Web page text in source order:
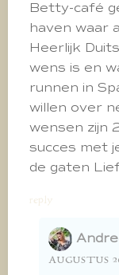
Betty-café
haven waar
Heerlijk
wens is en
runnen in
willen over
wensen zijn
succes met
de gaten
reply
AUGUSTUS